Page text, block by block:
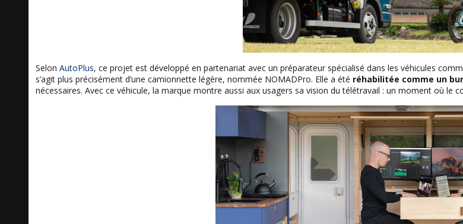
Selon AutoPlus, ce projet est développé en partenariat avec un préparateur spécialisé dans les véhicules
s’agit plus précisément d’une camionnette légère, nommée NOMADPro. Elle a été réhabilitée comme un
nécessaires. Avec ce véhicule, la marque montre aussi aux usagers sa vision du télétravail : un moment où